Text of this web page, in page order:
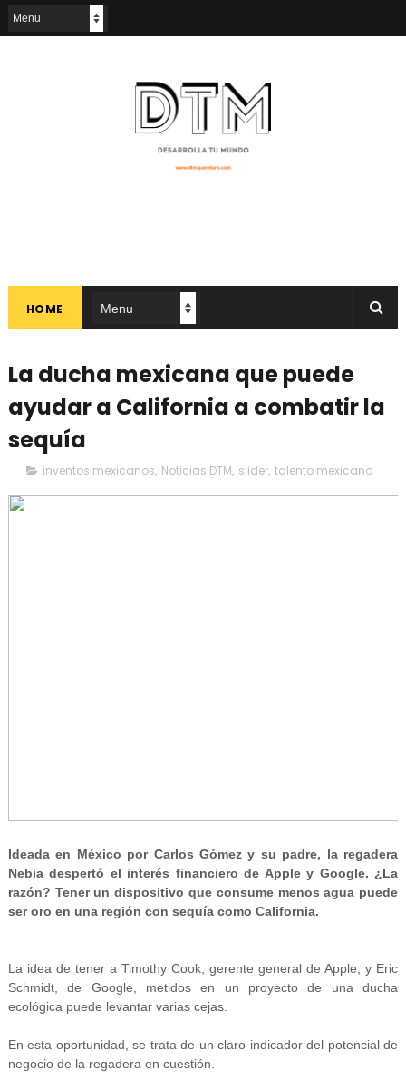
HOME
La ducha mexicana que puede
ayudar a California a combatir la
sequía
inventos mexicanos, Noticias DTM, slider, talento mexicano
Ideada en México por Carlos Gómez y su padre, la regadera
Nebia despertó el interés financiero de Apple y Google. ¿La
razón? Tener un dispositivo que consume menos agua puede
ser oro en una región con sequía como California.
La idea de tener a Timothy Cook, gerente general de Apple, y Eric
Schmidt, de Google, metidos en un proyecto de una ducha
ecológica puede levantar varias cejas.
En esta oportunidad, se trata de un claro indicador del potencial de
negocio de la regadera en cuestión.